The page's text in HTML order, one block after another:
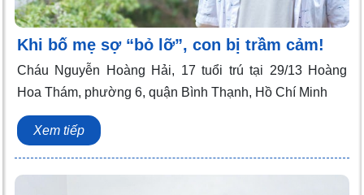
Khi bố mẹ sợ “bỏ lỡ”, con bị trầm cảm!
Cháu Nguyễn Hoàng Hải, 17 tuổi trú tại 29/13 Hoàng
Hoa Thám, phường 6, quận Bình Thạnh, Hồ Chí Minh
Xem tiếp